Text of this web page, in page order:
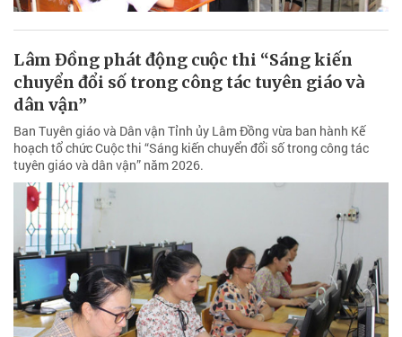
Lâm Đồng phát động cuộc thi “Sáng kiến
chuyển đổi số trong công tác tuyên giáo và
dân vận”
Ban Tuyên giáo và Dân vận Tỉnh ủy Lâm Đồng vừa ban hành Kế
hoạch tổ chức Cuộc thi “Sáng kiến chuyển đổi số trong công tác
tuyên giáo và dân vận” năm 2026.